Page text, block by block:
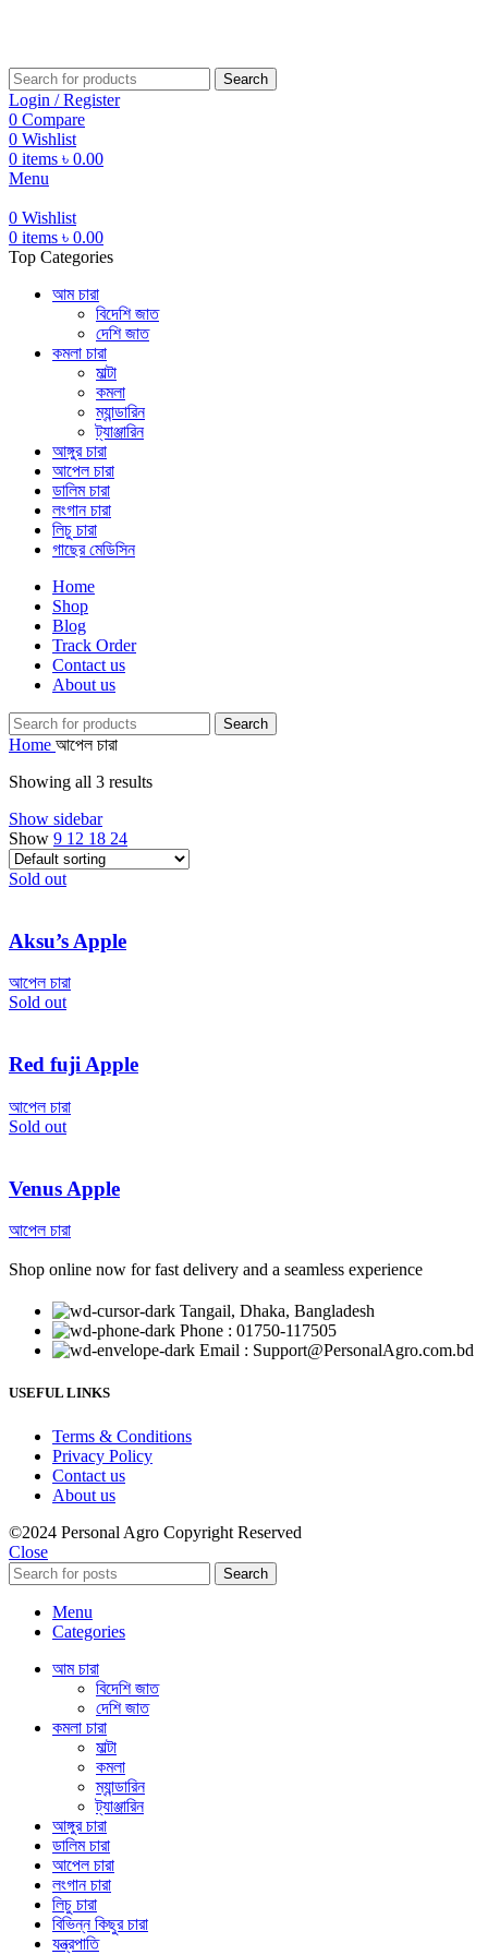
Search
Login / Register
0 Compare
0 Wishlist
0 items ৳ 0.00
Menu
0 Wishlist
0 items ৳ 0.00
Top Categories
আম চারা
বিদেশি জাত
দেশি জাত
কমলা চারা
মাল্টা
কমলা
ম্যান্ডারিন
ট্যাঞ্জারিন
আঙ্গুর চারা
আপেল চারা
ডালিম চারা
লংগান চারা
লিচু চারা
গাছের মেডিসিন
Home
Shop
Blog
Track Order
Contact us
About us
Search
Home আপেল চারা
Showing all 3 results
Show sidebar
Show 9 12 18 24
Sold out
Aksu’s Apple
আপেল চারা
Sold out
Red fuji Apple
আপেল চারা
Sold out
Venus Apple
আপেল চারা
Shop online now for fast delivery and a seamless experience
Tangail, Dhaka, Bangladesh
Phone : 01750-117505
Email : Support@PersonalAgro.com.bd
USEFUL LINKS
Terms & Conditions
Privacy Policy
Contact us
About us
©2024 Personal Agro Copyright Reserved
Close
Search
Menu
Categories
আম চারা
বিদেশি জাত
দেশি জাত
কমলা চারা
মাল্টা
কমলা
ম্যান্ডারিন
ট্যাঞ্জারিন
আঙ্গুর চারা
ডালিম চারা
আপেল চারা
লংগান চারা
লিচু চারা
বিভিন্ন কিছুর চারা
যন্ত্রপাতি